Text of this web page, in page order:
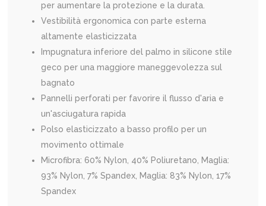
per aumentare la protezione e la durata.
Vestibilità ergonomica con parte esterna
altamente elasticizzata
Impugnatura inferiore del palmo in silicone stile
geco per una maggiore maneggevolezza sul
bagnato
Pannelli perforati per favorire il flusso d'aria e
un'asciugatura rapida
Polso elasticizzato a basso profilo per un
movimento ottimale
Microfibra: 60% Nylon, 40% Poliuretano, Maglia:
93% Nylon, 7% Spandex, Maglia: 83% Nylon, 17%
Spandex